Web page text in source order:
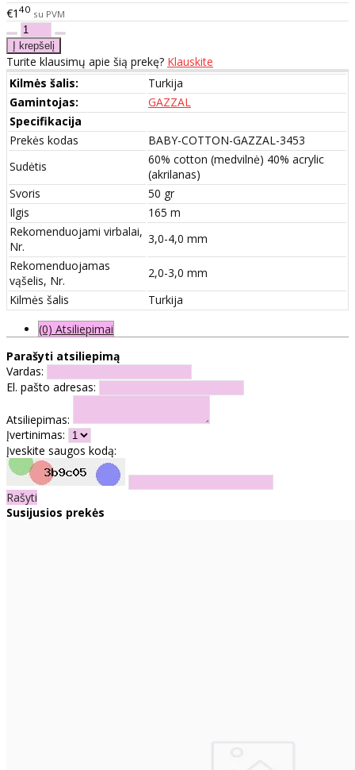
€1 40 su PVM
Turite klausimų apie šią prekę? Klauskite
Kilmės šalis:
Turkija
Gamintojas:
GAZZAL
Specifikacija
Prekės kodas
BABY-COTTON-GAZZAL-3453
Sudėtis
60% cotton (medvilnė) 40% acrylic
(akrilanas)
Svoris
50 gr
Ilgis
165 m
Rekomenduojami virbalai,
Nr.
3,0-4,0 mm
Rekomenduojamas
vąšelis, Nr.
2,0-3,0 mm
Kilmės šalis
Turkija
(0) Atsiliepimai
Parašyti atsiliepimą
Vardas:
El. pašto adresas:
Atsiliepimas:
Įvertinimas:
Įveskite saugos kodą:
Rašyti
Susijusios prekės